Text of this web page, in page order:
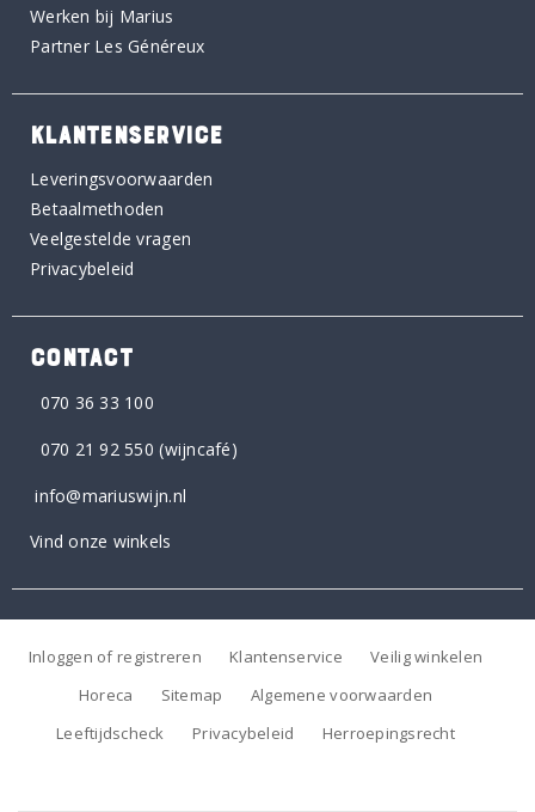
Werken bij Marius
Partner Les Généreux
KLANTENSERVICE
Leveringsvoorwaarden
Betaalmethoden
Veelgestelde vragen
Privacybeleid
CONTACT
070 36 33 100
070 21 92 550 (wijncafé)
info@mariuswijn.nl
Vind onze winkels
Inloggen of registreren Klantenservice
Veilig winkelen
Horeca
Sitemap
Algemene voorwaarden
Leeftijdscheck
Privacybeleid Herroepingsrecht